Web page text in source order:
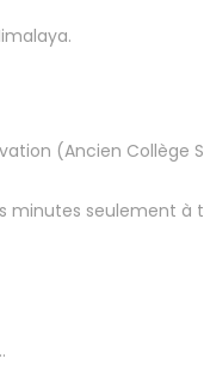
(Ancien
minutes seulement